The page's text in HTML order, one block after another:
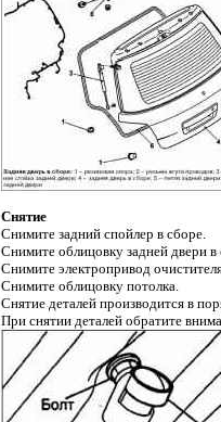
Снятие
Снимите задний спойлер в сборе.
Снимите облицовку задней двери в
Снимите электропривод
Снимите облицовку потолка.
Снятие деталей производится в
При снятии деталей обратите